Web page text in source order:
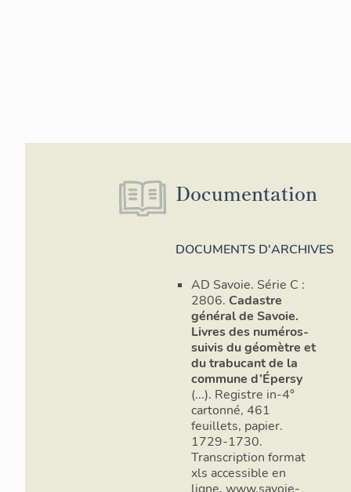
Chatenets,
de la
Le cours du
de route, à
Les croix de
Sept croix
terrain en
été détruites
IA73004378
chef-lieu ; et
Documentation
DOCUMENTS D'ARCHIVES
AD Savoie. Série C :
2806. Cadastre
général de Savoie.
Livres des numéros-
suivis du géomètre et
du trabucant de la
commune d’Épersy
(...). Registre in-4°
cartonné, 461
feuillets, papier.
1729-1730.
Transcription format
xls accessible en